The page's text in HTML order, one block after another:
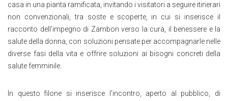
casa in una pianta ramificata, invitando i visitatori a seguire itinerari
non convenzionali, tra soste e scoperte, in cui si inserisce il
racconto dell’impegno di Zambon verso la cura, il benessere e la
salute della donna, con soluzioni pensate per accompagnarle nelle
diverse fasi della vita e offrire soluzioni ai bisogni concreti della
salute femminile.
In questo filone si inserisce l’incontro, aperto al pubblico, di